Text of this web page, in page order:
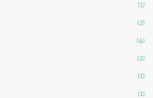
(1)
(2)
(4)
(2)
(1)
(1)